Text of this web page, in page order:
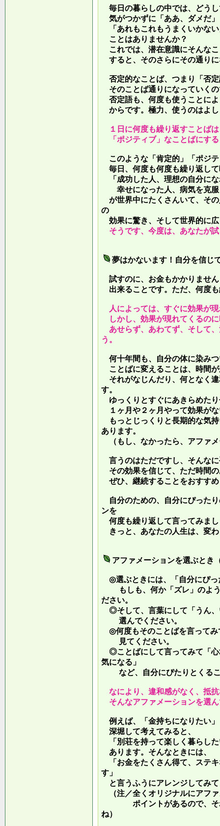
毎日の暮らしの中では、どう
気がつかずに「ああ、ダメだ
「あれもこれもうまくいかな
ことはありませんか？
これでは、潜在意識にそんな
すると、そのさらにその通り
否定的なことば、つまり「否
そのことば通りになっていく
否定語も、何度も使うことに
からです。極力、使うのはよ
１日に何度も繰り返すことば
「ポジティブ」なことばにす
このような「肯定的」「ポジ
毎日、何度も何度も繰り返し
「成功した人、理想の自分に
幸せになった人、病気を克服
が世界中にたくさんいて、そ
の
効果に驚き、そして世界的に
そうです、今度は、あなたが
夢はかないます！自分を信じ
試すのに、お金もかかりませ
出来ることです。ただ、何度
人によっては、すぐに効果が
しかし、効果が現れてくるの
あせらず、あわてず、そして
う。
何十年間も、自分の体に染み
ことばに変えることは、時間
それがなじんだり、何となく
す。
ゆっくりとすぐにあきらめた
１ヶ月や２ヶ月やって効果が
もっとじっくりと長期的な気
あります。
（もし、なかったら、アファ
言うのはただですし、そんな
その効果を信じて、ただ時間
ぜひ、継続することをおすす
自分のための、自分にぴった
ンを
何度も繰り返して言ってみま
きっと、あなたの人生は、変
アファメーションを選ぶとき
◎選ぶときには、「自分にぴっ
もしも、何か「ズレ」のよう
ださい。
◎そして、言葉にして「うん、
選んでください。
◎何度もそのことばを言ってみ
見てください。
◎ことばにして言ってみて「心
気になる」
など、自分にぴたりとくるこ
なにより、違和感がなく、抵
そんなアファメーションを選
例えば、「金持ちになりたい
深堀して考えてみると、
「別荘を持って楽しく暮らし
あります。そんなときには、
「お金をたくさん得て、ステ
す」
と言うふうにアレンジしてみ
（注／全くオリジナルにアフ
ポイントがあるので、それ
ね）